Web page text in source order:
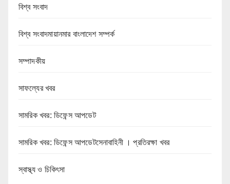
বিশ্ব সংবাদ
বিশ্ব সংবাদমায়ানমার বাংলাদেশ সম্পর্ক
সম্পাদকীয়
সাফল্যের খবর
সামরিক খবর: ডিফেন্স আপডেট
সামরিক খবর: ডিফেন্স আপডেটসেনাবাহিনী । প্রতিরক্ষা খবর
স্বাস্থ্য ও চিকিৎসা